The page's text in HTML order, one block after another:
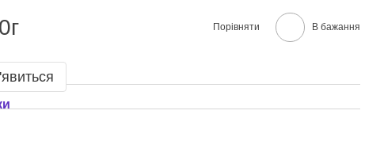
Порівняти В бажання